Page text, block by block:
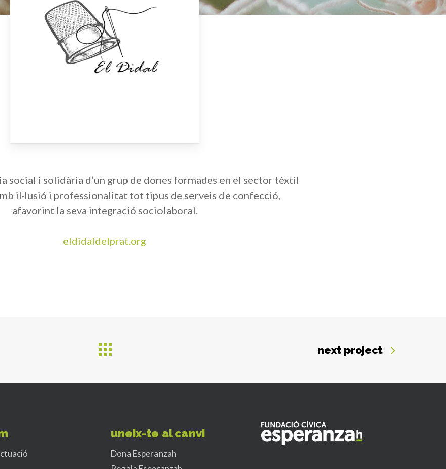
social i solidària d’un grup de dones formades en el sector tèxtil
il·lusió i professionalitat tot tipus de serveis de confecció,
afavorint la seva integració sociolaboral.
eldidaldelprat.org
next project
uneix-te al canvi
Dona Esperanzah